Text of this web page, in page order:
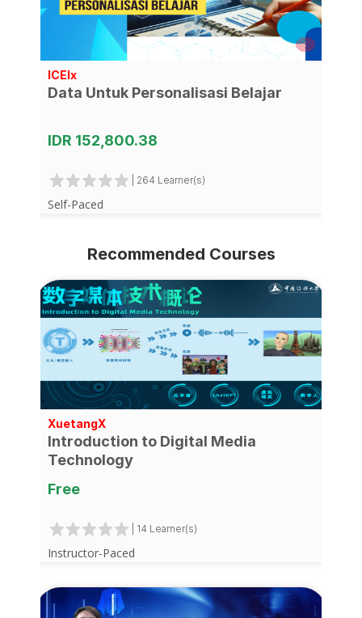
ICEIx
Data Untuk Personalisasi Belajar
IDR 152,800.38
| 264 Learner(s)
Self-Paced
Recommended Courses
XuetangX
Introduction to Digital Media
Technology
Free
| 14 Learner(s)
Instructor-Paced